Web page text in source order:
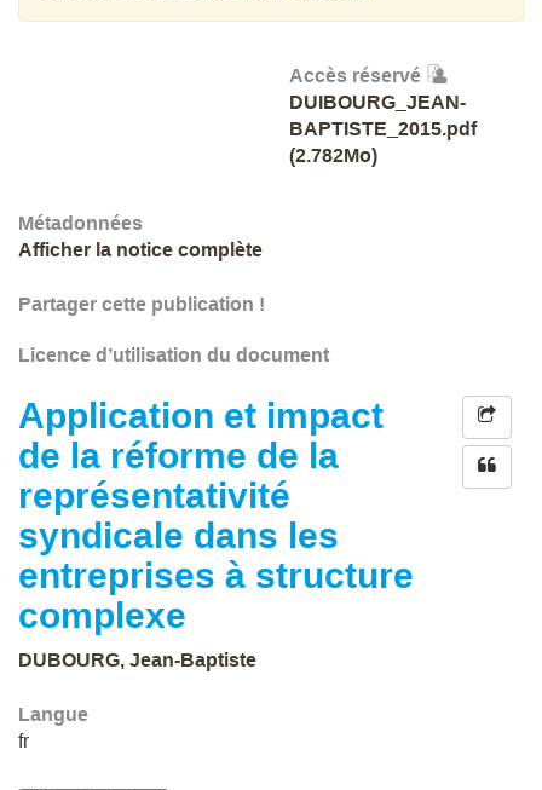
Accès réservé
DUIBOURG_JEAN-
BAPTISTE_2015.pdf
(2.782Mo)
Métadonnées
Afficher la notice complète
Partager cette publication !
Licence d’utilisation du document
Application et impact
de la réforme de la
représentativité
syndicale dans les
entreprises à structure
complexe
DUBOURG, Jean-Baptiste
Langue
fr